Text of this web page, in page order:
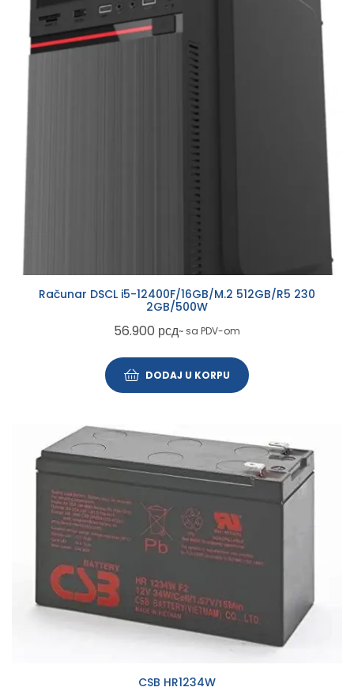
Računar DSCL i5-12400F/16GB/M.2 512GB/R5 230
2GB/500W
56.900 рсд~ sa PDV-om
DODAJ U KORPU
CSB HR1234W